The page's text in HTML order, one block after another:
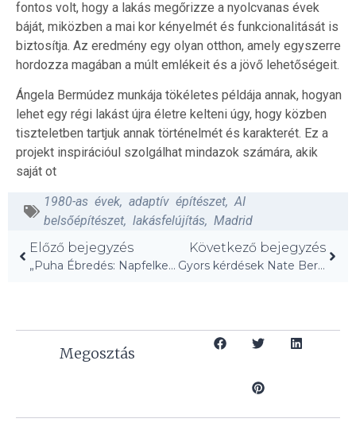
fontos volt, hogy a lakás megőrizze a nyolcvanas évek
báját, miközben a mai kor kényelmét és funkcionalitását is
biztosítja. Az eredmény egy olyan otthon, amely egyszerre
hordozza magában a múlt emlékeit és a jövő lehetőségeit.
Ángela Bermúdez munkája tökéletes példája annak, hogyan
lehet egy régi lakást újra életre kelteni úgy, hogy közben
tiszteletben tartjuk annak történelmét és karakterét. Ez a
projekt inspirációul szolgálhat mindazok számára, akik
saját ot
1980-as évek, adaptív építészet,AI
belsőépítészet, lakásfelújítás, Madrid
Előző bejegyzés
„Puha Ébredés: Napfelkeltés és Reggeli Rituálék”
Következő bejegyzés
Gyors kérdések Nate Berkus-szel: Fedezd fel titkait!
Megosztás